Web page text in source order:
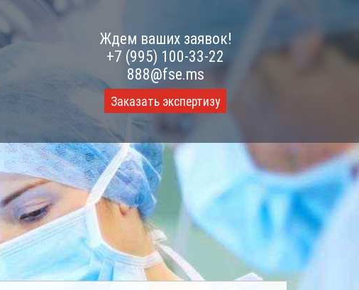
Ждем ваших заявок!
+7 (995) 100-33-22
888@fse.ms
Заказать экспертизу